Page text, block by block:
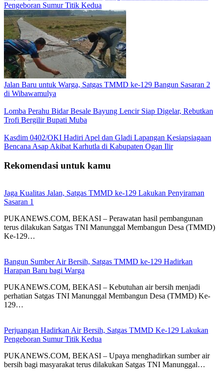
Pengeboran Sumur Titik Kedua
Jalan Baru untuk Warga, Satgas TMMD ke-129 Bangun Sasaran 2
di Wibawamulya
Lomba Perahu Bidar Besale Bayung Lencir Siap Digelar, Rebutkan
Trofi Bergilir Bupati Muba
Kasdim 0402/OKI Hadiri Apel dan Gladi Lapangan Kesiapsiagaan
Bencana Asap Akibat Karhutla di Kabupaten Ogan Ilir
Rekomendasi untuk kamu
Jaga Kualitas Jalan, Satgas TMMD ke-129 Lakukan Penyiraman
Sasaran 1
PUKANEWS.COM, BEKASI – Perawatan hasil pembangunan
terus dilakukan Satgas TNI Manunggal Membangun Desa (TMMD)
Ke-129…
Bangun Sumber Air Bersih, Satgas TMMD ke-129 Hadirkan
Harapan Baru bagi Warga
PUKANEWS.COM, BEKASI – Kebutuhan air bersih menjadi
perhatian Satgas TNI Manunggal Membangun Desa (TMMD) Ke-
129…
Perjuangan Hadirkan Air Bersih, Satgas TMMD Ke-129 Lakukan
Pengeboran Sumur Titik Kedua
PUKANEWS.COM, BEKASI – Upaya menghadirkan sumber air
bersih bagi masyarakat terus dilakukan Satgas TNI Manunggal…